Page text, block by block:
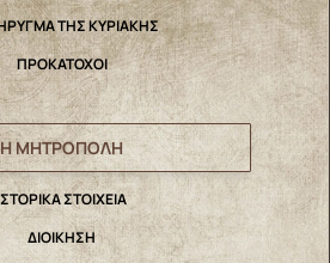
ΤΗΣ ΚΥΡΙΑΚΗΣ
ΠΡΟΚΑΤΟΧΟΙ
Η ΜΗΤΡΟΠΟΛΗ
ΣΤΟΙΧΕΙΑ
ΔΙΟΙΚΗΣΗ